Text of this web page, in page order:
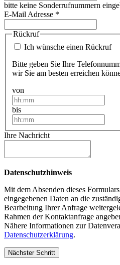
bitte keine Sonderrufnummern
E-Mail Adresse *
Rückruf
Ich wünsche einen Rückruf
Bitte geben Sie Ihre
wir Sie am besten erreichen
von
bis
Ihre Nachricht
Datenschutzhinweis
Mit dem Absenden dieses
eingegebenen Daten an die
Bearbeitung Ihrer Anfrage
Rahmen der Kontaktanfrage
Nähere Informationen zur
Datenschutzerklärung.
Nächster Schritt